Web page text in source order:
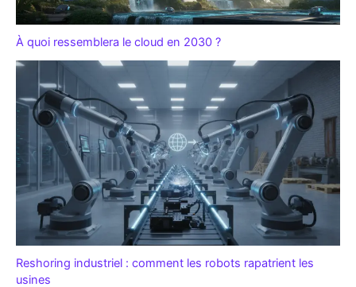
À quoi ressemblera le cloud en 2030 ?
Reshoring industriel : comment les robots rapatrient les
usines